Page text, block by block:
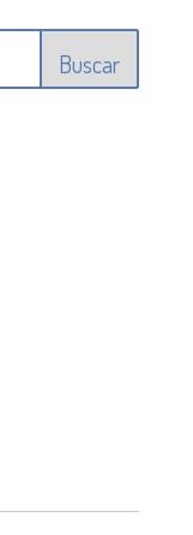
Buscar